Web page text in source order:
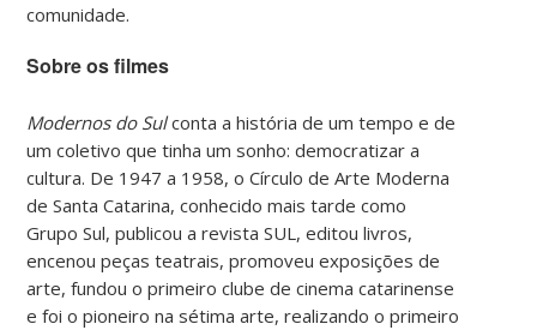
comunidade.
Sobre os filmes
Modernos do Sulconta a história de um tempo e de
um coletivo que tinha um sonho: democratizar a
cultura. De 1947 a 1958, o Círculo de Arte Moderna
de Santa Catarina, conhecido mais tarde como
Grupo Sul, publicou a revista SUL, editou livros,
encenou peças teatrais, promoveu exposições de
arte, fundou o primeiro clube de cinema catarinense
e foi o pioneiro na sétima arte, realizando o primeiro